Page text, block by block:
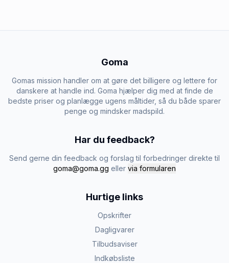
Goma
Gomas mission handler om at gøre det billigere og lettere for
danskere at handle ind. Goma hjælper dig med at finde de
bedste priser og planlægge ugens måltider, så du både sparer
penge og mindsker madspild.
Har du feedback?
Send gerne din feedback og forslag til forbedringer direkte til
goma@goma.gg eller via formularen
Hurtige links
Opskrifter
Dagligvarer
Tilbudsaviser
Indkøbsliste